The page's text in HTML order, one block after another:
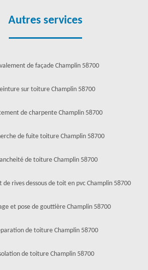
Autres services
de façade Champlin 58700
sur toiture Champlin 58700
de charpente Champlin 58700
de fuite toiture Champlin 58700
de toiture Champlin 58700
de rives dessous de toit en pvc Champlin 58700
et pose de gouttière Champlin 58700
de toiture Champlin 58700
de toiture Champlin 58700